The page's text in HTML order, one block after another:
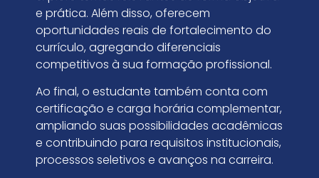
e prática. Além disso, oferecem
oportunidades reais de fortalecimento do
currículo, agregando diferenciais
competitivos à sua formação profissional.
Ao final, o estudante também conta com
certificação e carga horária complementar,
ampliando suas possibilidades acadêmicas
e contribuindo para requisitos institucionais,
processos seletivos e avanços na carreira.